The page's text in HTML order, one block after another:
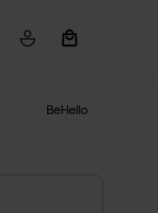
Winkelwagentje
BeHello